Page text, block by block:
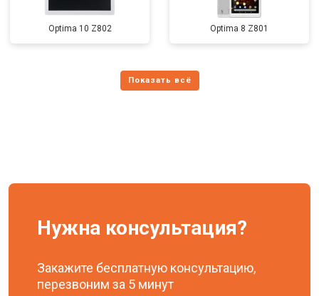
Optima 10 Z802 Optima 8 Z801
Нужна консультация?
Закажите бесплатную консультацию,
перезвоним за 5 минут